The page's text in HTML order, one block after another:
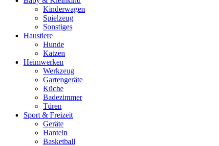
Kinderwagen
Spielzeug
Sonstiges
Haustiere
Hunde
Katzen
Heimwerken
Werkzeug
Gartengeräte
Küche
Badezimmer
Türen
Sport & Freizeit
Geräte
Hanteln
Basketball